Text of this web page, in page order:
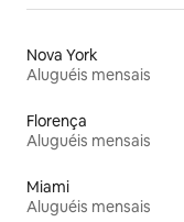
Nova York
Aluguéis mensais
Florença
Aluguéis mensais
Miami
Aluguéis mensais